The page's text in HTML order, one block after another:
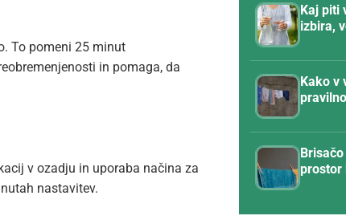
To pomeni 25 minut
in pomaga, da
v ozadju in uporaba načina za
nastavitev.
Kaj piti
izbira,
Kako v
prostor